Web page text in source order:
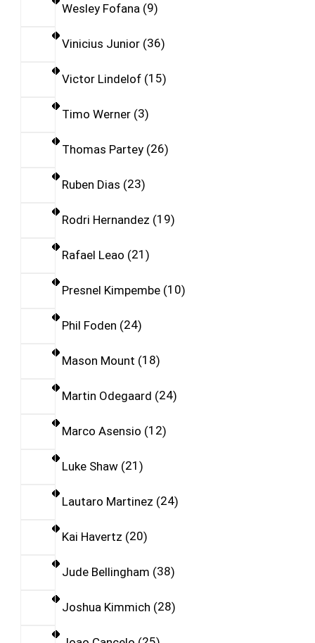
Wesley Fofana 9
Vinicius Junior 36
Victor Lindelof 15
Timo Werner 3
Thomas Partey 26
Ruben Dias 23
Rodri Hernandez 19
Rafael Leao 21
Presnel Kimpembe 10
Phil Foden 24
Mason Mount 18
Martin Odegaard 24
Marco Asensio 12
Luke Shaw 21
Lautaro Martinez 24
Kai Havertz 20
Jude Bellingham 38
Joshua Kimmich 28